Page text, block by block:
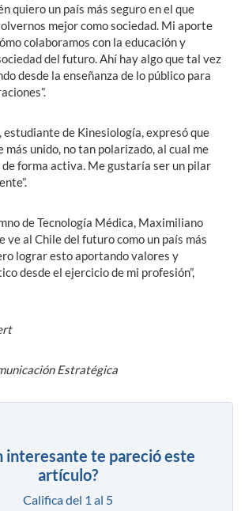
quiero un país más seguro en el que
mejor como sociedad. Mi aporte
colaboramos con la educación y
del futuro. Ahí hay algo que tal vez
desde la enseñanza de lo público para
estudiante de Kinesiología, expresó que
más unido, no tan polarizado, al cual me
forma activa. Me gustaría ser un pilar
de Tecnología Médica, Maximiliano
ve al Chile del futuro como un país más
lograr esto aportando valores y
desde el ejercicio de mi profesión”,
Estratégica
interesante te pareció este
artículo?
Califica del 1 al 5